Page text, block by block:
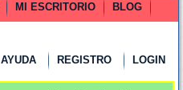
MI ESCRITORIO
BLOG
AYUDA REGISTRO LOGIN